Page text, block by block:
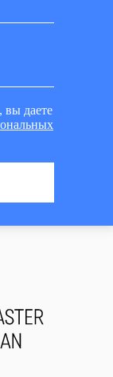
даете